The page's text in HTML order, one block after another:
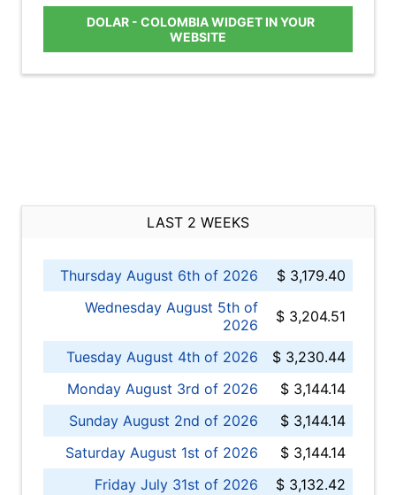
DOLAR - COLOMBIA WIDGET IN YOUR
WEBSITE
LAST 2 WEEKS
Thursday August 6th of 2026
$ 3,179.40
Wednesday August 5th of
2026
$ 3,204.51
Tuesday August 4th of 2026
$ 3,230.44
Monday August 3rd of 2026
$ 3,144.14
Sunday August 2nd of 2026
$ 3,144.14
Saturday August 1st of 2026
$ 3,144.14
Friday July 31st of 2026
$ 3,132.42